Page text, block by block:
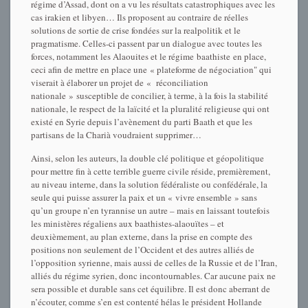
régime d’Assad, dont on a vu les résultats catastrophiques avec les
cas irakien et libyen… Ils proposent au contraire de réelles
solutions de sortie de crise fondées sur la realpolitik et le
pragmatisme. Celles-ci passent par un dialogue avec toutes les
forces, notamment les Alaouites et le régime baathiste en place,
ceci afin de mettre en place une « plateforme de négociation" qui
viserait à élaborer un projet de « réconciliation
nationale » susceptible de concilier, à terme, à la fois la stabilité
nationale, le respect de la laïcité et la pluralité religieuse qui ont
existé en Syrie depuis l’avènement du parti Baath et que les
partisans de la Charià voudraient supprimer…
Ainsi, selon les auteurs, la double clé politique et géopolitique
pour mettre fin à cette terrible guerre civile réside, premièrement,
au niveau interne, dans la solution fédéraliste ou confédérale, la
seule qui puisse assurer la paix et un « vivre ensemble » sans
qu’un groupe n’en tyrannise un autre – mais en laissant toutefois
les ministères régaliens aux baathistes-alaouïtes – et
deuxièmement, au plan externe, dans la prise en compte des
positions non seulement de l’Occident et des autres alliés de
l’opposition syrienne, mais aussi de celles de la Russie et de l’Iran,
alliés du régime syrien, donc incontournables. Car aucune paix ne
sera possible et durable sans cet équilibre. Il est donc aberrant de
n’écouter, comme s’en est contenté hélas le président Hollande